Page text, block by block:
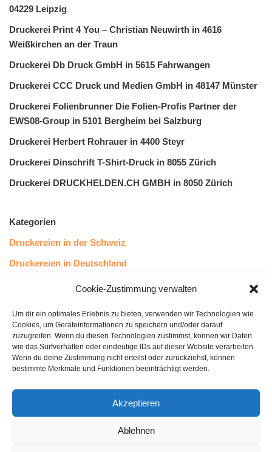
Cookie-Zustimmung verwalten
Um dir ein optimales Erlebnis zu bieten, verwenden wir Technologien wie
Cookies, um Geräteinformationen zu speichern und/oder darauf
zuzugreifen. Wenn du diesen Technologien zustimmst, können wir Daten
wie das Surfverhalten oder eindeutige IDs auf dieser Website verarbeiten.
Wenn du deine Zustimmung nicht erteilst oder zurückziehst, können
bestimmte Merkmale und Funktionen beeinträchtigt werden.
Akzeptieren
Ablehnen
04229 Leipzig
Druckerei Print 4 You – Christian Neuwirth in 4616
Weißkirchen an der Traun
Druckerei Db Druck GmbH in 5615 Fahrwangen
Druckerei CCC Druck und Medien GmbH in 48147 Münster
Druckerei Folienbrunner Die Folien-Profis Partner der
EWS08-Group in 5101 Bergheim bei Salzburg
Druckerei Herbert Rohrauer in 4400 Steyr
Druckerei Dinschrift T-Shirt-Druck in 8055 Zürich
Druckerei DRUCKHELDEN.CH GMBH in 8050 Zürich
Kategorien
Druckereien in der Schweiz
Druckereien in Deutschland
Druckereien in Österreich
Kundenstimmen